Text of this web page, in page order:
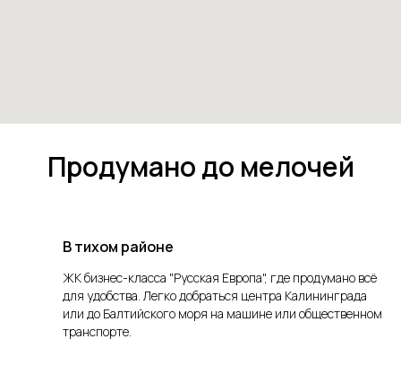
Продумано до мелочей
В тихом районе
ЖК бизнес-класса "Русская Европа", где продумано всё
для удобства. Легко добраться центра Калининграда
или до Балтийского моря на машине или общественном
транспорте.